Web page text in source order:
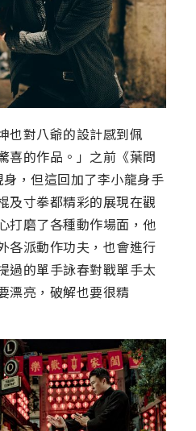
對八爺的設計感到佩
喜的作品。」之前《葉問
，但這回加了李小龍身手
及寸拳都精彩的展現在觀
打磨了各種動作場面，他
各派動作功夫，也會進行
過的單手詠春對戰單手太
漂亮，破解也要很精